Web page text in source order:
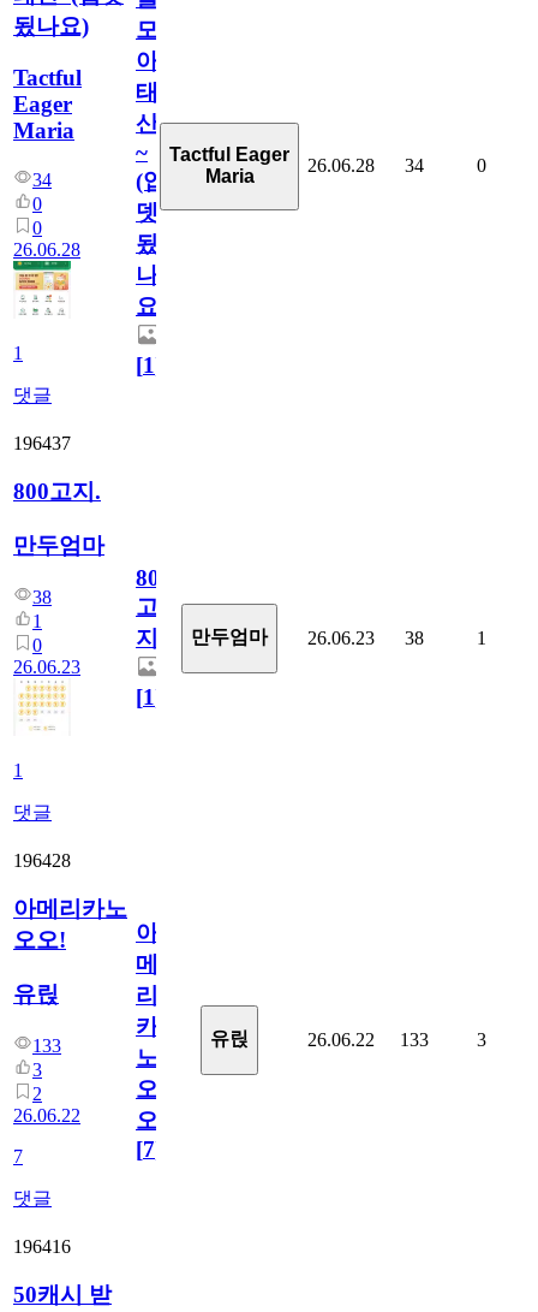
됬나요)
Tactful
Eager
Maria
34
0
0
26.06.28
1
댓글
모
아
태
산
~
(업
뎃
됬
나
요)
[1]
Tactful Eager
Maria
26.06.28 34 0
196437
800고지.
만두엄마
38
1
0
26.06.23
1
댓글
800
고
지.
[1]
만두엄마 26.06.23 38 1
196428
아메리카노
오오!
유릱
133
3
2
26.06.22
7
댓글
아
메
리
카
노
오
오!
[7]
유릱 26.06.22 133 3
196416
50캐시 받